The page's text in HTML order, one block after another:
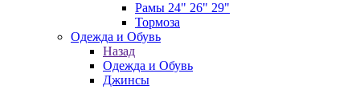
Рамы 24" 26" 29"
Тормоза
Одежда и Обувь
Назад
Одежда и Обувь
Джинсы